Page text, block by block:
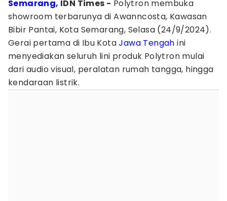
Semarang, IDN Times - Polytron membuka
showroom terbarunya di Awanncosta, Kawasan
Bibir Pantai, Kota Semarang, Selasa (24/9/2024).
Gerai pertama di Ibu KotaJawa Tengah ini
menyediakan seluruh lini produk Polytron mulai
dari audio visual, peralatan rumah tangga, hingga
kendaraan listrik.